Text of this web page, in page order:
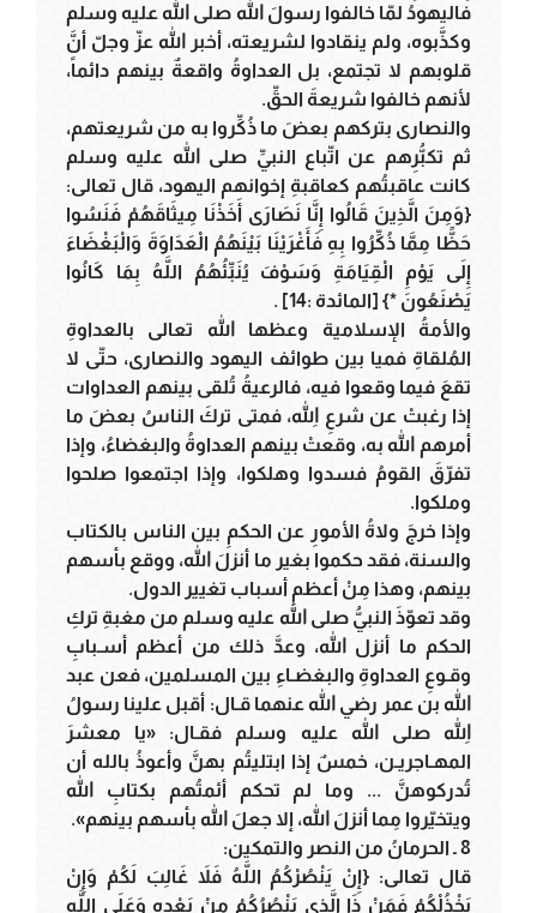
فاليهودُ لمّا خالفوا رسولَ الله صلى الله عليه وسلم
وكذَّبوه، ولم ينقادوا لشريعته، أخبر الله عزّ وجلّ أنَّ
قلوبهم لا تجتمع، بل العداوةُ واقعةٌ بينهم دائماً،
لأنهم خالفوا شريعةَ الحقِّ.
والنصارى بتركهم بعضَ ما ذُكِّروا به من شريعتهم،
ثم تكبُّرِهم عن اتّباع النبيِّ صلى الله عليه وسلم
كانت عاقبتُهم كعاقبةِ إخوانهم اليهود، قال تعالى:
{وَمِنَ الَّذِينَ قَالُوا إِنَّا نَصَارَى أَخَذْنَا مِيثَاقَهُمْ فَنَسُوا
حَظًّا مِمَّا ذُكِّرُوا بِهِ فَأَغْرَيْنَا بَيْنَهُمُ الْعَدَاوَةَ وَالْبَغْضَاءَ
إِلَى يَوْمِ الْقِيَامَةِ وَسَوْفَ يُنَبِّئُهُمُ اللَّهُ بِمَا كَانُوا
يَصْنَعُونَ *} [المائدة :14] .
والأمةُ الإسلامية وعظها الله تعالى بالعداوةِ
المُلقاةِ فميا بين طوائف اليهود والنصارى، حتّى لا
تقعَ فيما وقعوا فيه، فالرعيةُ تُلقى بينهم العداوات
إذا رغبتْ عن شرعِ اللهِ، فمتى تركَ الناسُ بعضَ ما
أمرهم الله به، وقعتْ بينهم العداوةُ والبغضاءُ، وإذا
تفرّقَ القومُ فسدوا وهلكوا، وإذا اجتمعوا صلحوا
وملكوا.
وإذا خرجَ ولاةُ الأمورِ عن الحكمِ بين الناس بالكتاب
والسنة، فقد حكموا بغير ما أنزلَ الله، ووقع بأسهم
بينهم، وهذا مِنْ أعظمِ أسباب تغيير الدول.
وقد تعوّذَ النبيُّ صلى الله عليه وسلم من مغبةِ تركِ
الحكم ما أنزل الله، وعدَّ ذلك من أعظم أسـبابِ
وقـوعِ العداوةِ والبغضـاءِ بين المسلمين، فعن عبد
الله بن عمر رضي الله عنهما قـال: أقبل علينا رسولُ
اللهِ صلى الله عليه وسلم فقـال: «يا معشرَ
المهـاجريـن، خمسٌ إذا ابتليتُم بهنَّ وأعوذُ بالله أن
تُدركوهنَّ ... وما لم تحكم أئمتُهم بكتابِ الله
ويتخيّروا مِما أنزلَ الله، إلا جعلَ الله بأسهم بينهم».
8 ـ الحرمانُ من النصر والتمكين:
قال تعالى: {إِنْ يَنْصُرْكُمُ اللَّهُ فَلاَ غَالِبَ لَكُمْ وَإِنْ
يَخْذُلْكُمْ فَمَنْ ذَا الَّذِي يَنْصُرُكُمْ مِنْ بَعْدِهِ وَعَلَى اللَّهِ